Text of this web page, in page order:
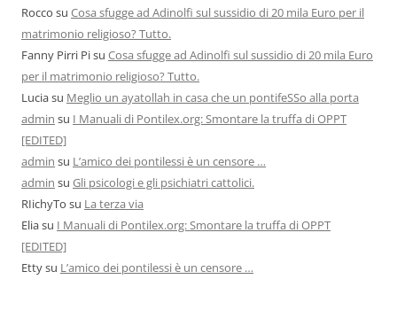
Rocco su Cosa sfugge ad Adinolfi sul sussidio di 20 mila Euro per il
matrimonio religioso? Tutto.
Fanny Pirri Pisu Cosa sfugge ad Adinolfi sul sussidio di 20 mila Euro
per il matrimonio religioso? Tutto.
Luciasu Meglio un ayatollah in casa che un pontifeSSo alla porta
admin su I Manuali di Pontilex.org: Smontare la truffa di OPPT
[EDITED]
admin su L’amico dei pontilessi è un censore …
admin su Gli psicologi e gli psichiatri cattolici.
RIichyTo su La terza via
Eliasu I Manuali di Pontilex.org: Smontare la truffa di OPPT
[EDITED]
Ettysu L’amico dei pontilessi è un censore …